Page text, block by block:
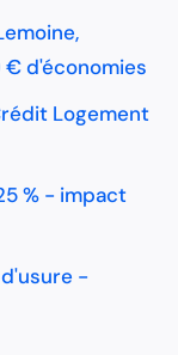
d'économies
Logement
% - impact
-